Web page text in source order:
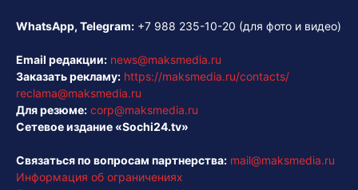
WhatsApp, Telegram: +7 988 235-10-20 (для фото и видео)
Email редакции: news@maksmedia.ru
Заказать рекламу: https://maksmedia.ru/contacts/
reclama@maksmedia.ru
Для резюме: corp@maksmedia.ru
Сетевое издание «Sochi24.tv»
Связаться по вопросам партнерства: mail@maksmedia.ru
Информация об ограничениях